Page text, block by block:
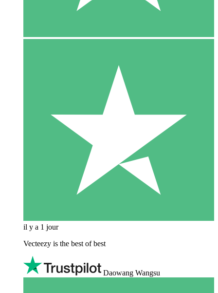
il y a 1 jour
Vecteezy is the best of best
Daowang Wangsu